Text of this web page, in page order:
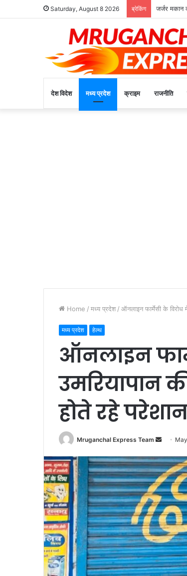
Saturday, August 8 2026 ब्रेकिंग जर्जर मकान
देश विदेश मध्य प्रदेश क्राइम राजनीति
Home / मध्य प्रदेश / ऑनलाइन फार्मेसी के विरोध
मध्य प्रदेश हेल्थ
ऑनलाइन
उमरियापान
होते रहे
Mruganchal Express Team
Send
email